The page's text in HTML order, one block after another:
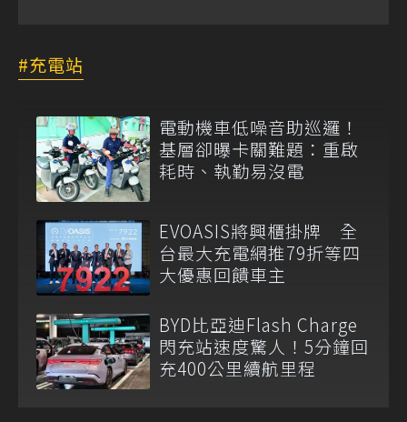
充電站
電動機車低噪音助巡邏！
基層卻曝卡關難題：重啟
耗時、執勤易沒電
EVOASIS將興櫃掛牌 全
台最大充電網推79折等四
大優惠回饋車主
BYD比亞迪Flash Charge
閃充站速度驚人！5分鐘回
充400公里續航里程